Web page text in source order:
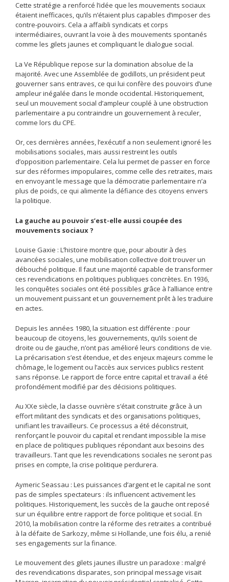
Cette stratégie a renforcé l’idée que les mouvements sociaux
étaient inefficaces, qu’ils n’étaient plus capables d’imposer des
contre-pouvoirs. Cela a affaibli syndicats et corps
intermédiaires, ouvrant la voie à des mouvements spontanés
comme les gilets jaunes et compliquant le dialogue social.
La Ve République repose sur la domination absolue de la
majorité. Avec une Assemblée de godillots, un président peut
gouverner sans entraves, ce qui lui confère des pouvoirs d’une
ampleur inégalée dans le monde occidental. Historiquement,
seul un mouvement social d’ampleur couplé à une obstruction
parlementaire a pu contraindre un gouvernement à reculer,
comme lors du CPE.
Or, ces dernières années, l’exécutif a non seulement ignoré les
mobilisations sociales, mais aussi restreint les outils
d’opposition parlementaire. Cela lui permet de passer en force
sur des réformes impopulaires, comme celle des retraites, mais
en envoyant le message que la démocratie parlementaire n’a
plus de poids, ce qui alimente la défiance des citoyens envers
la politique.
La gauche au pouvoir s’est-elle aussi coupée des
mouvements sociaux ?
Louise Gaxie : L’histoire montre que, pour aboutir à des
avancées sociales, une mobilisation collective doit trouver un
débouché politique. Il faut une majorité capable de transformer
ces revendications en politiques publiques concrètes. En 1936,
les conquêtes sociales ont été possibles grâce à l’alliance entre
un mouvement puissant et un gouvernement prêt à les traduire
en actes.
Depuis les années 1980, la situation est différente : pour
beaucoup de citoyens, les gouvernements, qu’ils soient de
droite ou de gauche, n’ont pas amélioré leurs conditions de vie.
La précarisation s’est étendue, et des enjeux majeurs comme le
chômage, le logement ou l’accès aux services publics restent
sans réponse. Le rapport de force entre capital et travail a été
profondément modifié par des décisions politiques.
Au XXe siècle, la classe ouvrière s’était construite grâce à un
effort militant des syndicats et des organisations politiques,
unifiant les travailleurs. Ce processus a été déconstruit,
renforçant le pouvoir du capital et rendant impossible la mise
en place de politiques publiques répondant aux besoins des
travailleurs. Tant que les revendications sociales ne seront pas
prises en compte, la crise politique perdurera.
Aymeric Seassau : Les puissances d’argent et le capital ne sont
pas de simples spectateurs : ils influencent activement les
politiques. Historiquement, les succès de la gauche ont reposé
sur un équilibre entre rapport de force politique et social. En
2010, la mobilisation contre la réforme des retraites a contribué
à la défaite de Sarkozy, même si Hollande, une fois élu, a renié
ses engagements sur la finance.
Le mouvement des gilets jaunes illustre un paradoxe : malgré
des revendications disparates, son principal message visait